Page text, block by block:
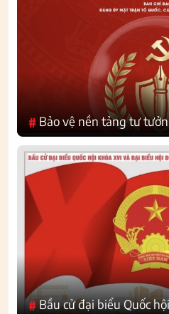
# Bảo vệ nền tảng tư
#Bầu cử đại biểu Quốc